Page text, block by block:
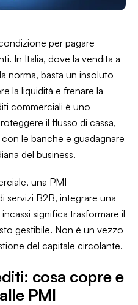
per pagare
In Italia, dove la vendita a
norma, basta un insoluto
la liquidità e frenare la
commerciali è uno
il flusso di cassa,
le banche e guadagnare
del business.
una PMI
servizi B2B, integrare una
significa trasformare il
gestibile. Non è un vezzo
del capitale circolante.
cosa copre e
PMI